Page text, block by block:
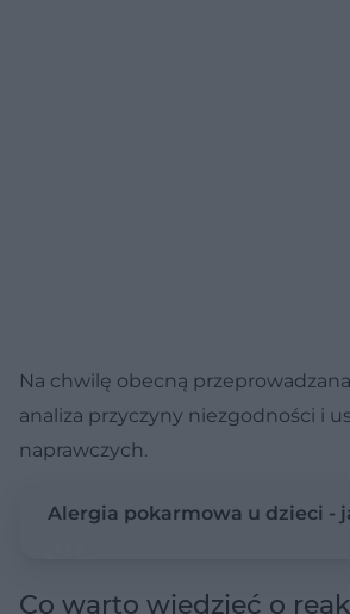
Na chwilę obecną
analiza przyczyny niezgodności i
naprawczych.
Alergia pokarmowa u dzieci -
Co warto wiedzieć o